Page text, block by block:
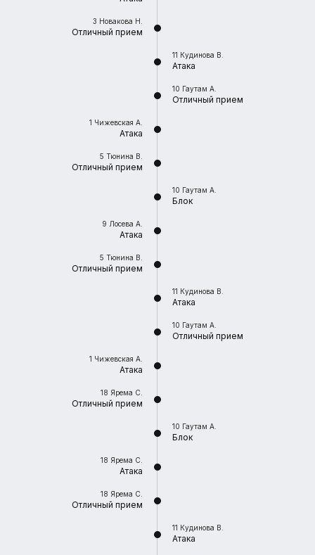
3 Новакова Н.
Отличный прием
11 Кудинова В.
Атака
10 Гаутам А.
Отличный прием
1 Чижевская А.
Атака
5 Тюнина В.
Отличный прием
10 Гаутам А.
Блок
9 Лосева А.
Атака
5 Тюнина В.
Отличный прием
11 Кудинова В.
Атака
10 Гаутам А.
Отличный прием
1 Чижевская А.
Атака
18 Ярема С.
Отличный прием
10 Гаутам А.
Блок
18 Ярема С.
Атака
18 Ярема С.
Отличный прием
11 Кудинова В.
Атака